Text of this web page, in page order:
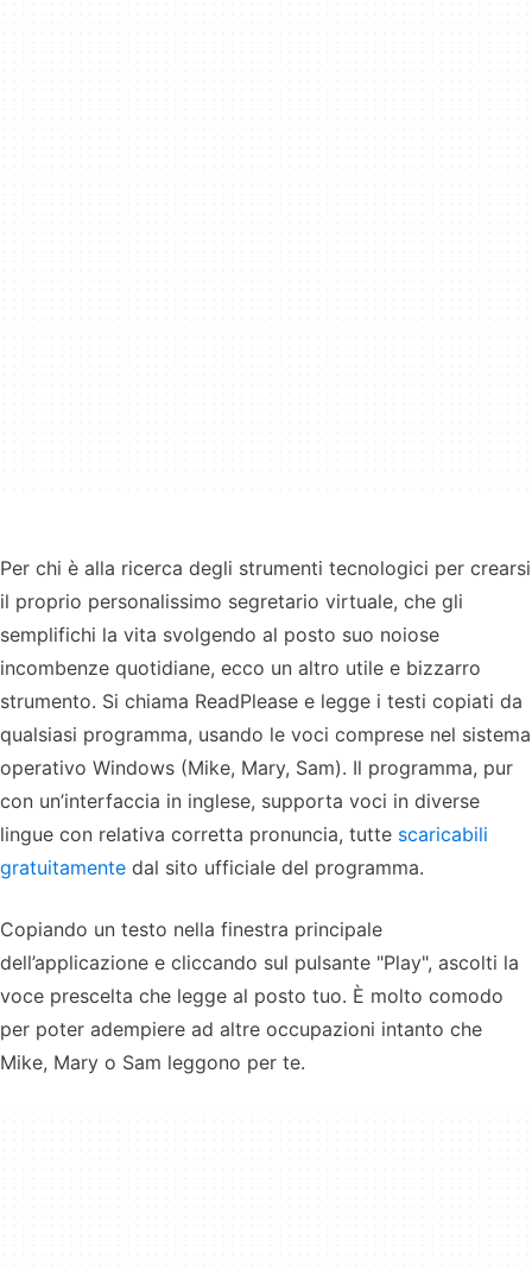
Per chi è alla ricerca degli strumenti tecnologici per crearsi
il proprio personalissimo segretario virtuale, che gli
semplifichi la vita svolgendo al posto suo noiose
incombenze quotidiane, ecco un altro utile e bizzarro
strumento. Si chiama ReadPlease e legge i testi copiati da
qualsiasi programma, usando le voci comprese nel sistema
operativo Windows (Mike, Mary, Sam). Il programma, pur
con un’interfaccia in inglese, supporta voci in diverse
lingue con relativa corretta pronuncia, tutte scaricabili
gratuitamente dal sito ufficiale del programma.
Copiando un testo nella finestra principale
dell’applicazione e cliccando sul pulsante "Play", ascolti la
voce prescelta che legge al posto tuo. È molto comodo
per poter adempiere ad altre occupazioni intanto che
Mike, Mary o Sam leggono per te.